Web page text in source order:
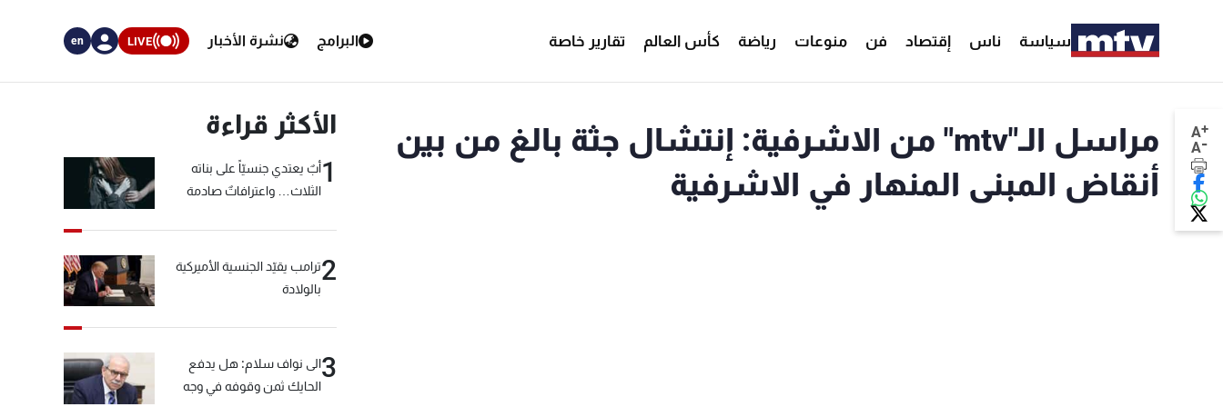
سياسة ناس إقتصاد فن منوعات رياضة كأس العالم تقارير خاصة البرامج نشرة الأخبار LIVE
en
A+
A-
مراسل الـ"mtv" من الاشرفية: إنتشال جثة بالغ من بين
أنقاض المبنى المنهار في الاشرفية
الأكثر قراءة
1أبٌ يعتدي جنسيّاً على بناته
الثلاث… واعترافاتٌ صادمة
2ترامب يقيّد الجنسية الأميركية
بالولادة
3الى نواف سلام: هل يدفع
الحايك ثمن وقوفه في وجه